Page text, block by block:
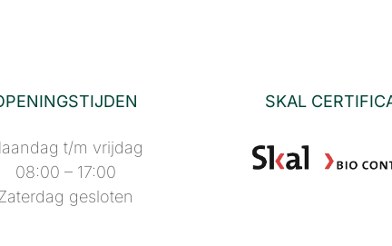
t/m vrijdag
08:00 – 17:00
gesloten
SKAL